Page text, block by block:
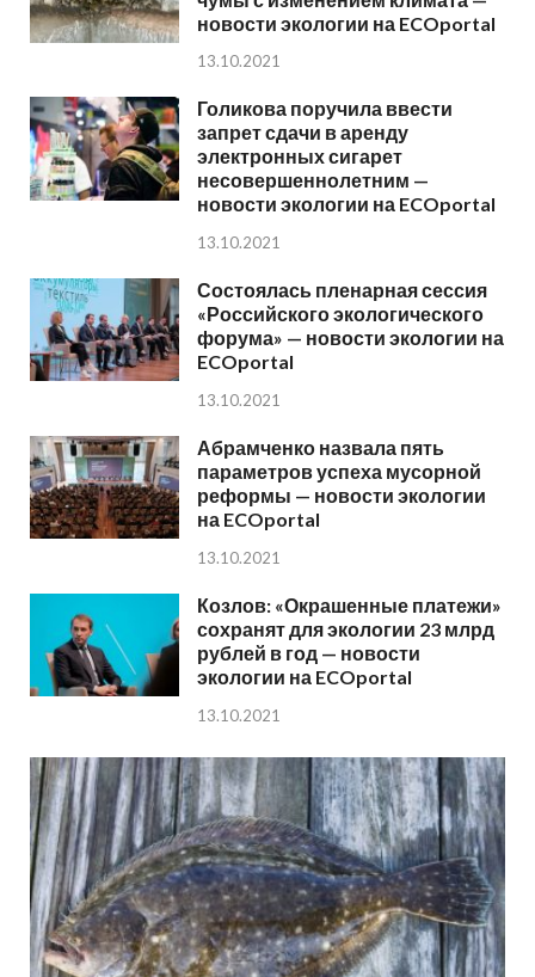
новости экологии на ECOportal
13.10.2021
Голикова поручила ввести
запрет сдачи в аренду
электронных сигарет
несовершеннолетним —
новости экологии на ECOportal
13.10.2021
Состоялась пленарная сессия
«Российского экологического
форума» — новости экологии на
ECOportal
13.10.2021
Абрамченко назвала пять
параметров успеха мусорной
реформы — новости экологии
на ECOportal
13.10.2021
Козлов: «Окрашенные платежи»
сохранят для экологии 23 млрд
рублей в год — новости
экологии на ECOportal
13.10.2021